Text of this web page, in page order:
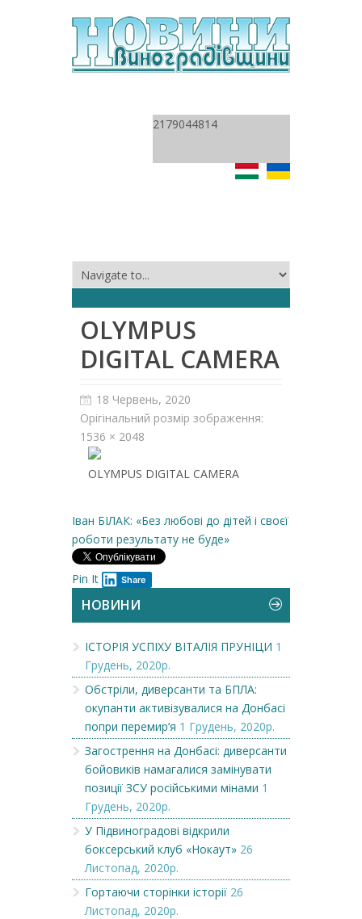
2179044814
OLYMPUS
DIGITAL CAMERA
18 Червень, 2020
Орігінальний розмір зображення:
1536 × 2048
OLYMPUS DIGITAL CAMERA
Іван БІЛАК: «Без любові до дітей і своєї
роботи результату не буде»
Pin It Share
НОВИНИ
ІСТОРІЯ УСПІХУ ВІТАЛІЯ ПРУНІЦИ 1
Грудень, 2020р.
Обстріли, диверсанти та БПЛА:
окупанти активізувалися на Донбасі
попри перемир’я 1 Грудень, 2020р.
Загострення на Донбасі: диверсанти
бойовиків намагалися замінувати
позиції ЗСУ російськими мінами 1
Грудень, 2020р.
У Підвиноградові відкрили
боксерський клуб «Нокаут» 26
Листопад, 2020р.
Гортаючи сторінки історії 26
Листопад, 2020р.